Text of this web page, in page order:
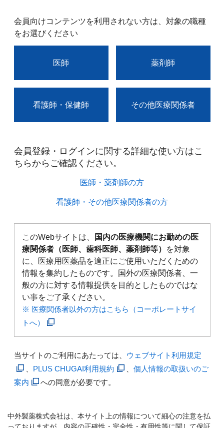
会員向けコンテンツを利用されない方は、対象の職種
をお選びください
医師 薬剤師
看護師・保健師 その他医療関係者
会員登録・ログインに関する詳細な使い方はこ
ちらからご確認ください。​
医師・薬剤師の方​
看護師・その他医療関係者の方​
このWebサイトは、
国内の医療機関にお勤めの医
療関係者（医師、歯科医師、薬剤師等）
を対象
に、医療用医薬品を適正にご使用いただくための
情報を集約したものです。国外の医療関係者、一
般の方に対する情報提供を目的としたものではな
い事をご了承ください。
※ 医療関係者以外の方はこちら（コーポレートサイ
トへ）
当サイトのご利用にあたっては、 ウェブサイト利用規定
PLUS CHUGAI利用規約
個人情報の取扱いのご
案内
への同意が必要です。
中外製薬株式会社は、本サイト上の情報について細心の注意を払
っておりますが、内容の正確性・完全性・有用性等に関して保証